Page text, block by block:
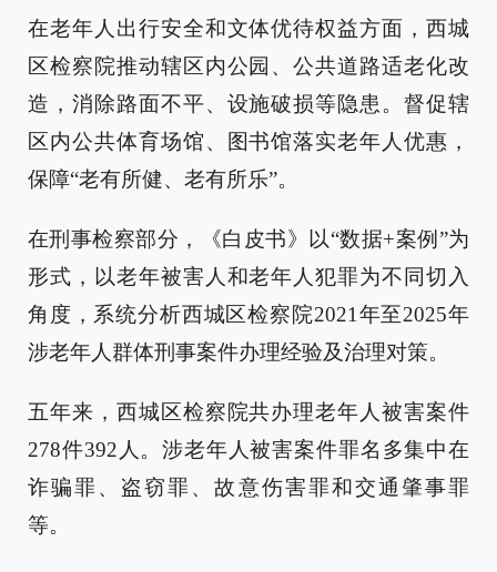
在老年人出行安全和文体优待权益方面，西城
区检察院推动辖区内公园、公共道路适老化改
造，消除路面不平、设施破损等隐患。督促辖
区内公共体育场馆、图书馆落实老年人优惠，
保障“老有所健、老有所乐”。
在刑事检察部分，《白皮书》以“数据+案例”为
形式，以老年被害人和老年人犯罪为不同切入
角度，系统分析西城区检察院2021年至2025年
涉老年人群体刑事案件办理经验及治理对策。
五年来，西城区检察院共办理老年人被害案件
278件392人。涉老年人被害案件罪名多集中在
诈骗罪、盗窃罪、故意伤害罪和交通肇事罪
等。